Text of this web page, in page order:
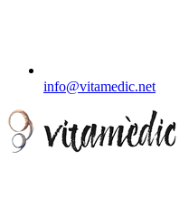
info@vitamedic.net